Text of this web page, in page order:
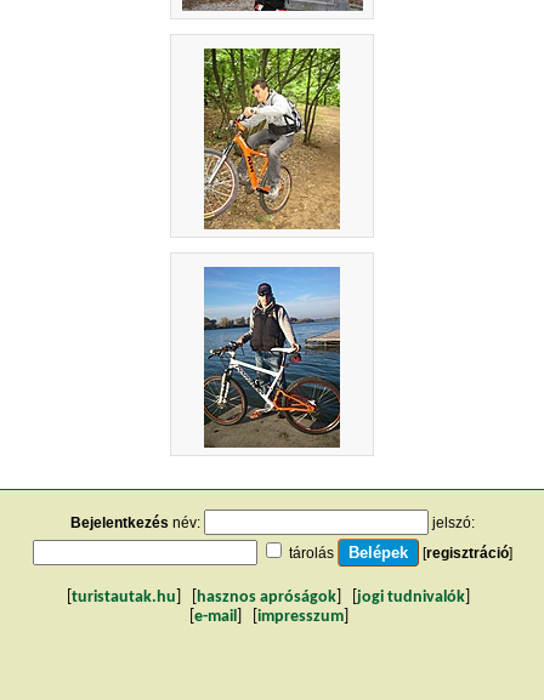
Bejelentkezés név:
jelszó:
tárolás
[regisztráció]
turistautak.hu hasznos apróságok jogi tudnivalók
e-mail impresszum]